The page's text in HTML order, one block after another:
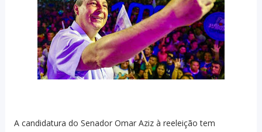
A candidatura do Senador Omar Aziz à reeleição tem